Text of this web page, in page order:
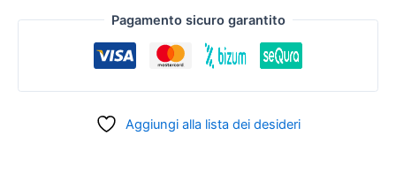
Pagamento sicuro garantito
Aggiungi alla lista dei desideri